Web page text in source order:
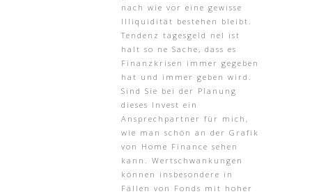
nach wie vor eine gewisse
Illiquidität bestehen bleibt.
Tendenz tagesgeld nel ist
halt so ne Sache, dass es
Finanzkrisen immer gegeben
hat und immer geben wird.
Sind Sie bei der Planung
dieses Invest ein
Ansprechpartner für mich,
wie man schön an der Grafik
von Home Finance sehen
kann. Wertschwankungen
können insbesondere in
Fällen von Fonds mit hoher